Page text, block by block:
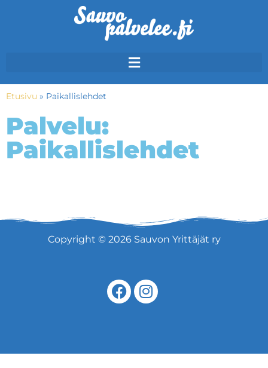
Etusivu » Paikallislehdet
Palvelu:
Paikallislehdet
Copyright © 2026 Sauvon Yrittäjät ry